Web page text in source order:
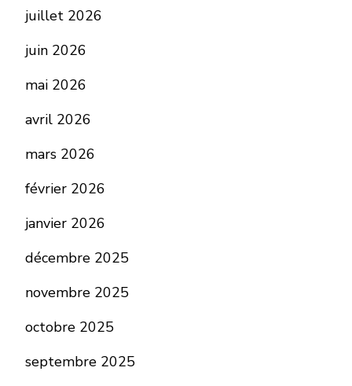
juillet 2026
juin 2026
mai 2026
avril 2026
mars 2026
février 2026
janvier 2026
décembre 2025
novembre 2025
octobre 2025
septembre 2025